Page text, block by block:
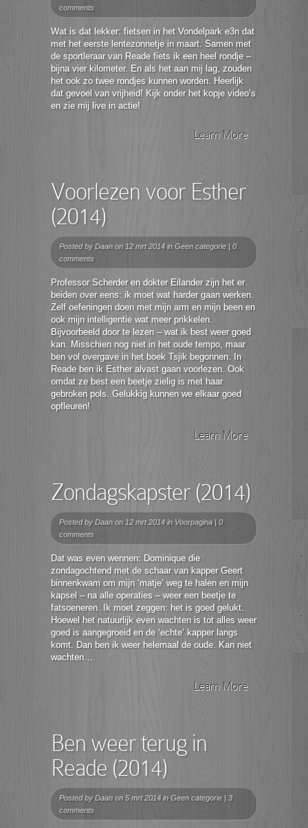
comments
Wat is dat lekker: fietsen in het Vondelpark e3n dat
met het eerste lentezonnetje in maart. Samen met
de sportleraar van Reade fiets ik een heel rondje –
bijna vier kilometer. En als het aan mij lag, zouden
het ook zo twee rondjes kunnen worden. Heerlijk
dat gevoel van vrijheid! Kijk onder het kopje video’s
en zie mij live in actie!
Learn More
Voorlezen voor Esther
(2014)
Posted by Daan on 12 mrt 2014 in Geen categorie | 0
comments
Professor Scherder en dokter Eilander zijn het er
beiden over eens: ik moet wat harder gaan werken.
Zelf oefeningen doen met mijn arm en mijn been en
ook mijn intelligentie wat meer prikkelen.
Bijvoorbeeld door te lezen – wat ik best weer goed
kan. Misschien nog niet in het oude tempo, maar
ben vol overgave in het boek Tsjik begonnen. In
Reade ben ik Esther alvast gaan voorlezen. Ook
omdat ze best een beetje zielig is met haar
gebroken pols. Gelukkig kunnen we elkaar goed
opfleuren!
Learn More
Zondagskapster (2014)
Posted by Daan on 12 mrt 2014 in Voorpagina | 0
comments
Dat was even wennen: Dominique die
zondagochtend met de schaar van kapper Geert
binnenkwam om mijn ‘matje’ weg te halen en mijn
kapsel – na alle operaties – weer een beetje te
fatsoeneren. Ik moet zeggen: het is goed gelukt.
Hoewel het natuurlijk even wachten is tot alles weer
goed is aangegroeid en de ‘echte’ kapper langs
komt. Dan ben ik weer helemaal de oude. Kan niet
wachten…
Learn More
Ben weer terug in
Reade (2014)
Posted by Daan on 5 mrt 2014 in Geen categorie | 3
comments